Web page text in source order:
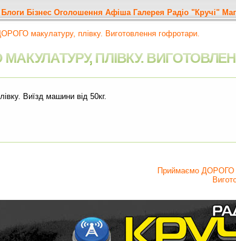
Блоги Бізнес Оголошення Афіша Галерея Радіо "Кручі"
макулатуру, плівку. Виготовлення гофротари.
ПЛІВКУ.
Виїзд машини від 50кг.
Приймаємо ДОРОГО